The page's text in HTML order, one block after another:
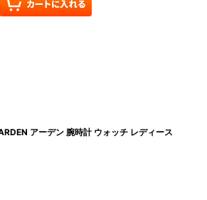
アーデン 腕時計 ウォッチ レディース